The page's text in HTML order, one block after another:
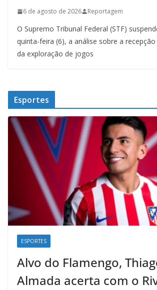
6 de agosto de 2026 Reportagem
O Supremo Tribunal Federal (STF)
quinta-feira (6), a análise sobre a
da exploração de jogos
Esportes
ESPORTES
Alvo do Flamengo,
Almada acerta com o